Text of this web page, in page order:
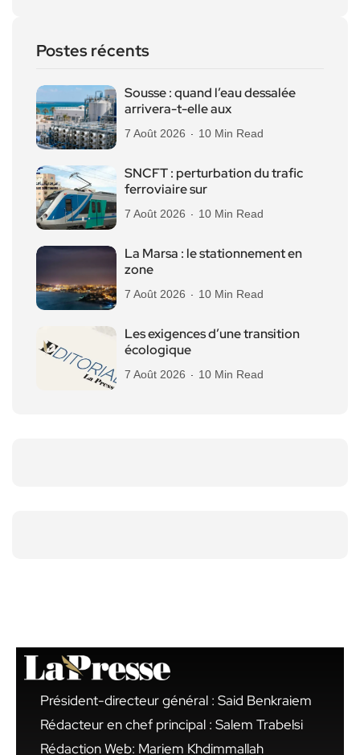
Postes récents
Sousse : quand l’eau dessalée
arrivera-t-elle aux
7 Août 2026 10 Min Read
SNCFT : perturbation du trafic
ferroviaire sur
7 Août 2026 10 Min Read
La Marsa : le stationnement en
zone
7 Août 2026 10 Min Read
Les exigences d’une transition
écologique
7 Août 2026 10 Min Read
Président-directeur général : Said Benkraiem
Rédacteur en chef principal : Salem Trabelsi
Rédaction Web: Mariem Khdimmallah